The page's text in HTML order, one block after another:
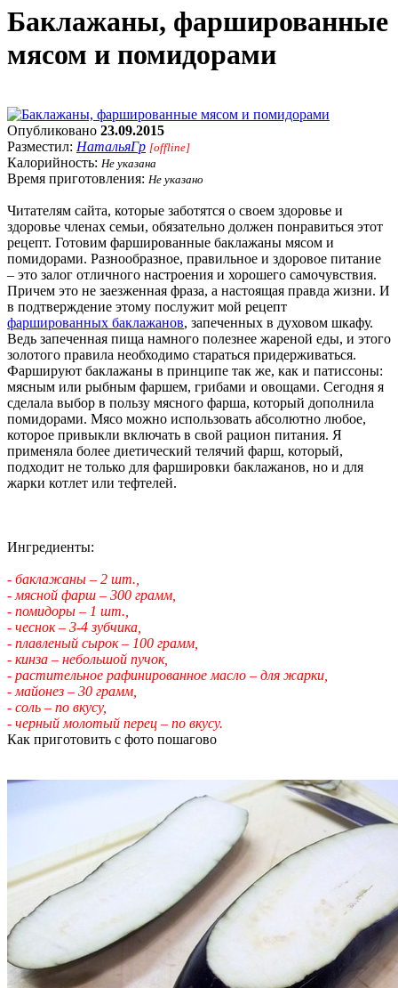
Баклажаны, фаршированные
мясом и помидорами
Опубликовано 23.09.2015
Разместил: НатальяГр [offline]
Калорийность: Не указана
Время приготовления: Не указано
Читателям сайта, которые заботятся о своем здоровье и
здоровье членах семьи, обязательно должен понравиться этот
рецепт. Готовим фаршированные баклажаны мясом и
помидорами. Разнообразное, правильное и здоровое питание
– это залог отличного настроения и хорошего самочувствия.
Причем это не заезженная фраза, а настоящая правда жизни. И
в подтверждение этому послужит мой рецепт
фаршированных баклажанов, запеченных в духовом шкафу.
Ведь запеченная пища намного полезнее жареной еды, и этого
золотого правила необходимо стараться придерживаться.
Фаршируют баклажаны в принципе так же, как и патиссоны:
мясным или рыбным фаршем, грибами и овощами. Сегодня я
сделала выбор в пользу мясного фарша, который дополнила
помидорами. Мясо можно использовать абсолютно любое,
которое привыкли включать в свой рацион питания. Я
применяла более диетический телячий фарш, который,
подходит не только для фаршировки баклажанов, но и для
жарки котлет или тефтелей.
Ингредиенты:
- баклажаны – 2 шт.,
- мясной фарш – 300 грамм,
- помидоры – 1 шт.,
- чеснок – 3-4 зубчика,
- плавленый сырок – 100 грамм,
- кинза – небольшой пучок,
- растительное рафинированное масло – для жарки,
- майонез – 30 грамм,
- соль – по вкусу,
- черный молотый перец – по вкусу.
Как приготовить с фото пошагово